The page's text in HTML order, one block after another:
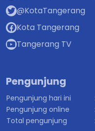
@KotaTangerang
Kota Tangerang
Tangerang TV
Pengunjung
Pengunjung hari ini
Pengunjung online
Total pengunjung